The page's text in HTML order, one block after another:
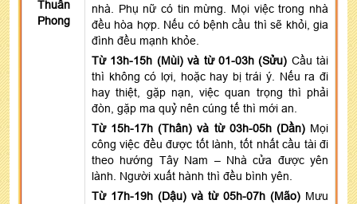
Thuần
Phong
nhà. Phụ nữ có tin mừng. Mọi việc trong nhà
đều hòa hợp. Nếu có bệnh cầu thì sẽ khỏi, gia
đình đều mạnh khỏe.
Từ 13h-15h (Mùi) và từ 01-03h (Sửu) Cầu tài
thì không có lợi, hoặc hay bị trái ý. Nếu ra đi
hay thiệt, gặp nạn, việc quan trọng thì phải
đòn, gặp ma quỷ nên cúng tế thì mới an.
Từ 15h-17h (Thân) và từ 03h-05h (Dần) Mọi
công việc đều được tốt lành, tốt nhất cầu tài đi
theo hướng Tây Nam – Nhà cửa được yên
lành. Người xuất hành thì đều bình yên.
Từ 17h-19h (Dậu) và từ 05h-07h (Mão) Mưu